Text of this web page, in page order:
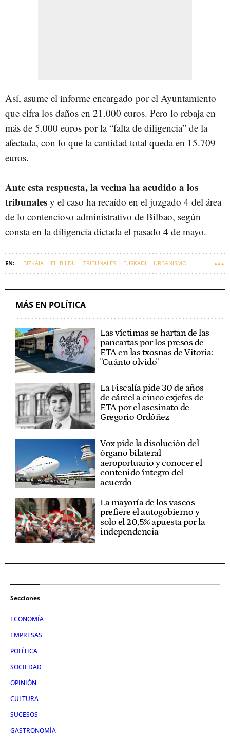
Así, asume el informe encargado por el Ayuntamiento
que cifra los daños en 21.000 euros. Pero lo rebaja en
más de 5.000 euros por la “falta de diligencia” de la
afectada, con lo que la cantidad total queda en 15.709
euros.
Ante esta respuesta, la vecina ha acudido a los
tribunales y el caso ha recaído en el juzgado 4 del área
de lo contencioso administrativo de Bilbao, según
consta en la diligencia dictada el pasado 4 de mayo.
BIZKAIA EH BILDU TRIBUNALES EUSKADI URBANISMO
MÁS EN POLÍTICA
Las víctimas se hartan de las
pancartas por los presos de
ETA en las txosnas de Vitoria:
"Cuánto olvido"
La Fiscalía pide 30 de años
de cárcel a cinco exjefes de
ETA por el asesinato de
Gregorio Ordóñez
Vox pide la disolución del
órgano bilateral
aeroportuario y conocer el
contenido íntegro del
acuerdo
La mayoría de los vascos
prefiere el autogobierno y
solo el 20,5% apuesta por la
independencia
Secciones
ECONOMÍA
EMPRESAS
POLÍTICA
SOCIEDAD
OPINIÓN
CULTURA
SUCESOS
GASTRONOMÍA